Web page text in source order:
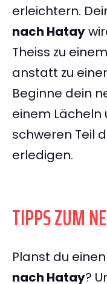
erleichtern.
nach Hatay
Theiss zu
anstatt zu
Beginne dein
einem Lächeln
schweren Teil
erledigen.
TIPPS ZUM
Planst du einen
nach Hatay?